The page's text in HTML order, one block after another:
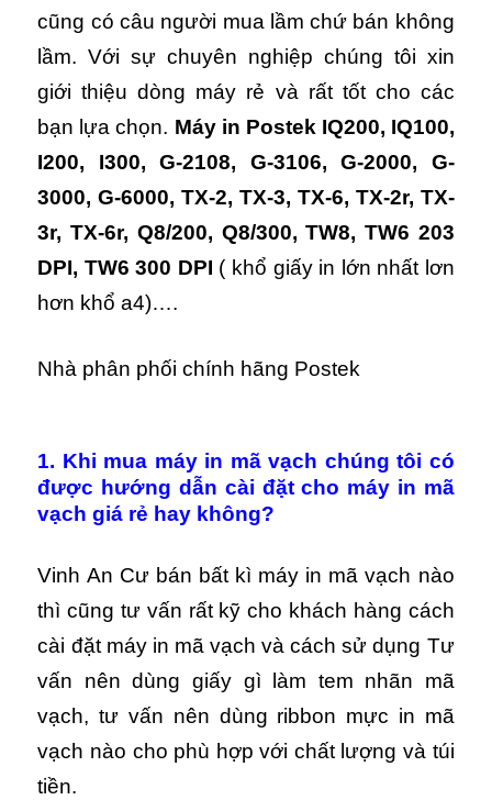
cũng có câu người mua lầm chứ bán không
lầm. Với sự chuyên nghiệp chúng tôi xin
giới thiệu dòng máy rẻ và rất tốt cho các
bạn lựa chọn. Máy in Postek IQ200, IQ100,
I200, I300, G-2108, G-3106, G-2000, G-
3000, G-6000, TX-2, TX-3, TX-6, TX-2r, TX-
3r, TX-6r, Q8/200, Q8/300, TW8, TW6 203
DPI, TW6 300 DPI ( khổ giấy in lớn nhất lơn
hơn khổ a4)….
Nhà phân phối chính hãng Postek
1. Khi mua máy in mã vạch chúng tôi có
được hướng dẫn cài đặt cho máy in mã
vạch giá rẻ hay không?
Vinh An Cư bán bất kì máy in mã vạch nào
thì cũng tư vấn rất kỹ cho khách hàng cách
cài đặt máy in mã vạch và cách sử dụng Tư
vấn nên dùng giấy gì làm tem nhãn mã
vạch, tư vấn nên dùng ribbon mực in mã
vạch nào cho phù hợp với chất lượng và túi
tiền.